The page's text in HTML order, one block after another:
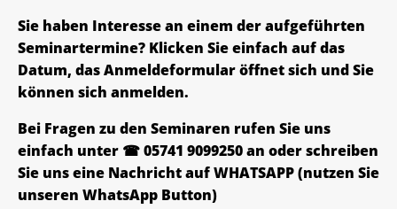
Sie haben Interesse an einem der aufgeführten
Seminartermine? Klicken Sie einfach auf das
Datum, das Anmeldeformular öffnet sich und Sie
können sich anmelden.
Bei Fragen zu den Seminaren rufen Sie uns
einfach unter ☎ 05741 9099250 an oder schreiben
Sie uns eine Nachricht auf WHATSAPP (nutzen Sie
unseren WhatsApp Button)